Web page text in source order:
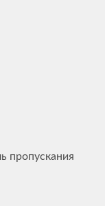
пропускания